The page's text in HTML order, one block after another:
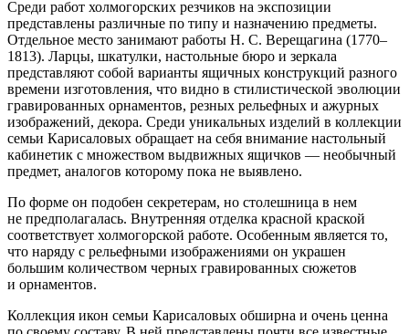
Среди работ холмогорских резчиков на экспозиции
представлены различные по типу и назначению предметы.
Отдельное место занимают работы Н. С. Верещагина (1770–
1813). Ларцы, шкатулки, настольные бюро и зеркала
представляют собой варианты ящичных конструкций разного
времени изготовления, что видно в стилистической эволюции
гравированных орнаментов, резных рельефных и ажурных
изображений, декора. Среди уникальных изделий в коллекции
семьи Карисаловых обращает на себя внимание настольный
кабинетик с множеством выдвижных ящичков — необычный
предмет, аналогов которому пока не выявлено.
По форме он подобен секретерам, но столешница в нем
не предполагалась. Внутренняя отделка красной краской
соответствует холмогорской работе. Особенным является то,
что наряду с рельефными изображениями он украшен
большим количеством черных гравированных сюжетов
и орнаментов.
Коллекция икон семьи Карисаловых обширна и очень ценна